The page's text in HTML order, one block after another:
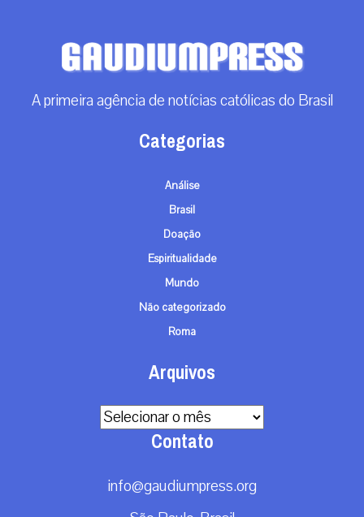
A primeira agência de notícias católicas do Brasil
Categorias
Análise
Brasil
Doação
Espiritualidade
Mundo
Não categorizado
Roma
Arquivos
Arquivos
Contato
info@gaudiumpress.org